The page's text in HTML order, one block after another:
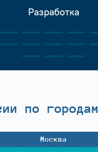
Разработка
по городам
Москва